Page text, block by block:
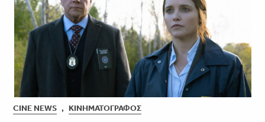
CINE NEWS , ΚΙΝΗΜΑΤΟΓΡΆΦΟΣ